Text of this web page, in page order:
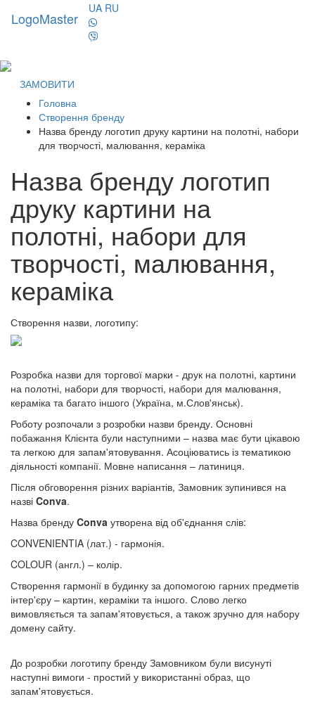
LogoMaster
UA RU
ЗАМОВИТИ
Головна
Створення бренду
Назва бренду логотип друку картини на полотні, набори
для творчості, малювання, кераміка
Назва бренду логотип
друку картини на
полотні, набори для
творчості, малювання,
кераміка
Створення назви, логотипу:
Розробка назви для торгової марки - друк на полотні, картини
на полотні, набори для творчості, набори для малювання,
кераміка та багато іншого (Україна, м.Слов'янськ).
Роботу розпочали з розробки назви бренду. Основні
побажання Клієнта були наступними – назва має бути цікавою
та легкою для запам'ятовування. Асоціюватись із тематикою
діяльності компанії. Мовне написання – латиниця.
Після обговорення різних варіантів, Замовник зупинився на
назві Conva.
Назва бренду Conva утворена від об'єднання слів:
CONVENIENTIA (лат.) - гармонія.
COLOUR (англ.) – колір.
Створення гармонії в будинку за допомогою гарних предметів
інтер'єру – картин, кераміки та іншого. Слово легко
вимовляється та запам'ятовується, а також зручно для набору
домену сайту.
До розробки логотипу бренду Замовником були висунуті
наступні вимоги - простий у використанні образ, що
запам'ятовується.